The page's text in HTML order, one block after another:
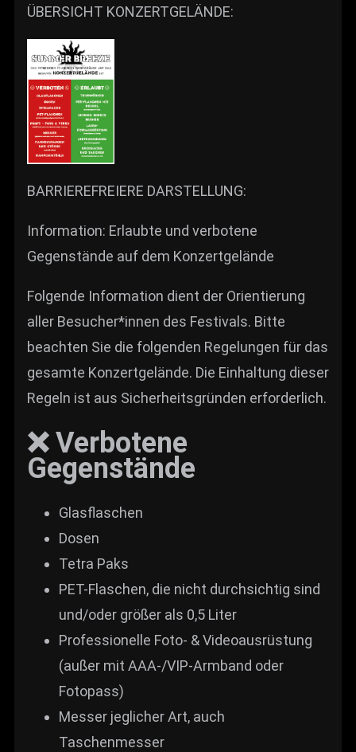
ÜBERSICHT KONZERTGELÄNDE:
BARRIEREFREIERE DARSTELLUNG:
Information: Erlaubte und verbotene
Gegenstände auf dem Konzertgelände
Folgende Information dient der Orientierung
aller Besucher*innen des Festivals. Bitte
beachten Sie die folgenden Regelungen für das
gesamte Konzertgelände. Die Einhaltung dieser
Regeln ist aus Sicherheitsgründen erforderlich.
❌ Verbotene
Gegenstände
Glasflaschen
Dosen
Tetra Paks
PET-Flaschen, die nicht durchsichtig sind
und/oder größer als 0,5 Liter
Professionelle Foto- & Videoausrüstung
(außer mit AAA-/VIP-Armband oder
Fotopass)
Messer jeglicher Art, auch
Taschenmesser